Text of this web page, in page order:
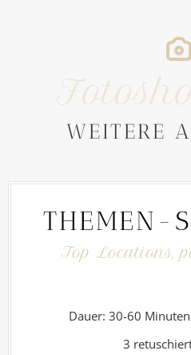
WEITERE
THEMEN-
Top Locations,
Dauer: 30-60
3